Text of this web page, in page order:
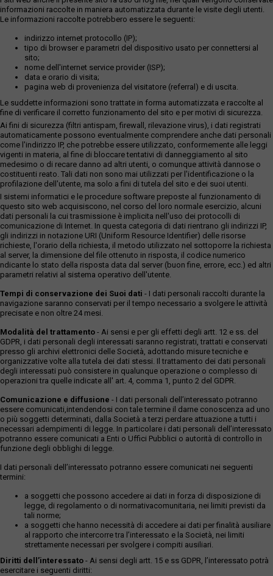
informazioni raccolte in maniera automatizzata durante le visite degli utenti.
Le informazioni raccolte potrebbero essere le seguenti:
indirizzo internet protocollo (IP);
tipo di browser e parametri del dispositivo usato per connettersi al
sito;
nome dell'internet service provider (ISP);
data e orario di visita;
pagina web di provenienza del visitatore (referral) e di uscita.
Le suddette informazioni sono trattate in forma automatizzata e raccolte al
fine di verificare il corretto funzionamento del sito e per motivi di sicurezza.
Ai fini di sicurezza (filtri antispam, firewall, rilevazione virus), i dati registrati
automaticamente possono eventualmente comprendere anche dati personali
come l'indirizzo IP, che potrebbe essere utilizzato, conformemente alle leggi
vigenti in materia, al fine di bloccare tentativi di danneggiamento al sito
medesimo o di recare danno ad altri utenti, o comunque attività dannose o
costituenti reato. Tali dati non sono mai utilizzati per l'identificazione o la
profilazione dell'utente, ma solo a fini di tutela del sito e dei suoi utenti.
I sistemi informatici e le procedure software preposte al funzionamento di
questo sito web acquisiscono, nel corso del loro normale esercizio, alcuni
dati personali la cui trasmissione è implicita nell'uso dei protocolli di
comunicazione di Internet. In questa categoria di dati rientrano gli indirizzi IP,
gli indirizzi in notazione URI (Uniform Resource Identifier) delle risorse
richieste, l'orario della richiesta, il metodo utilizzato nel sottoporre la richiesta
al server, la dimensione del file ottenuto in risposta, il codice numerico
ndicante lo stato della risposta data dal server (buon fine, errore, ecc.) ed altri
parametri relativi al sistema operativo dell'utente.
Tempi di conservazione dei Suoi dati - I dati personali raccolti durante la
navigazione saranno conservati per il tempo necessario a svolgere le attività
precisate e non oltre 24 mesi.
Modalità del trattamento - Ai sensi e per gli effetti degli artt. 12 e ss. del
GDPR, i dati personali degli interessati saranno registrati, trattati e conservati
presso gli archivi elettronici delle Società, adottando misure tecniche e
organizzative volte alla tutela dei dati stessi. Il trattamento dei dati personali
degli interessati può consistere in qualunque operazione o complesso di
operazioni tra quelle indicate all' art. 4, comma 1, punto 2 del GDPR.
Comunicazione e diffusione - I dati personali dell’interessato potranno
essere comunicati,intendendosi con tale termine il darne conoscenza ad uno
o più soggetti determinati, dalla Società a terzi perdare attuazione a tutti i
necessari adempimenti di legge. In particolare i dati personali dell’interessato
potranno essere comunicati a Enti o Uffici Pubblici o autorità di controllo in
funzione degli obblighi di legge.
I dati personali dell’interessato potranno essere comunicati nei seguenti
termini:
a soggetti che possono accedere ai dati in forza di disposizione di
legge, di regolamento o di normativacomunitaria, nei limiti previsti da
tali norme;
a soggetti che hanno necessità di accedere ai dati per finalità ausiliare
al rapporto che intercorre tra l’interessato e la Società, nei limiti
strettamente necessari per svolgere i compiti ausiliari.
Diritti dell’interessato - Ai sensi degli artt. 15 e ss GDPR, l’interessato potrà
esercitare i seguenti diritti: